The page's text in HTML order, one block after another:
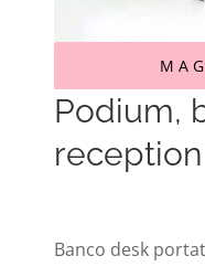
Podium,
Banco desk